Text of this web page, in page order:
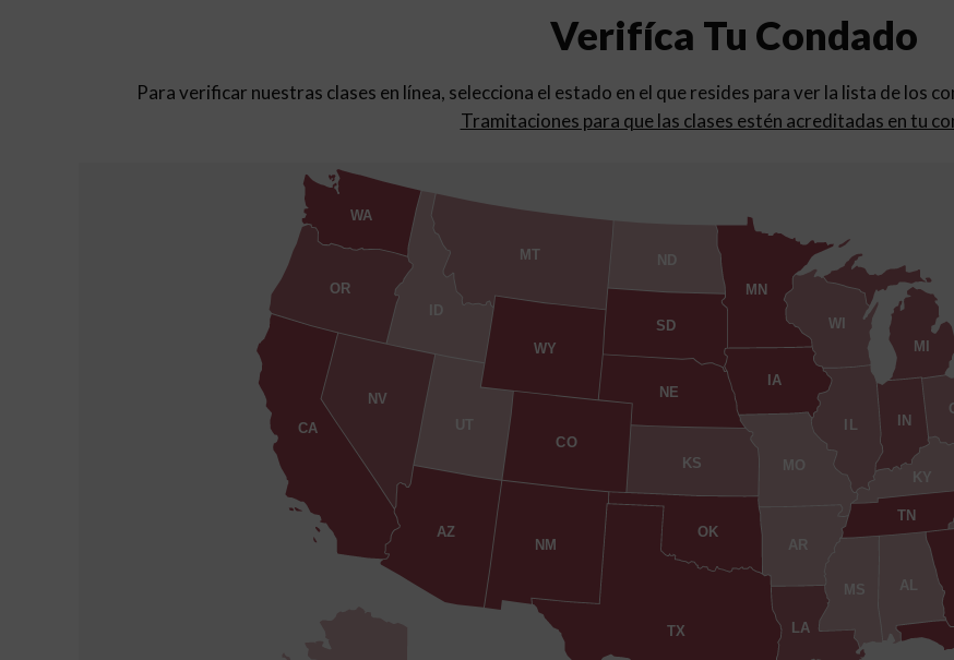
Verifíca Tu Condado
Para verificar nuestras clases en línea, selecciona el estado en el que resides para ver la lista de los
Tramitaciones para que las clases estén acreditadas en tu
AL
AZ
AR
CA
CO
ID
IN
IA
KS
KY
LA
MI
MN
MS
MO
MT
NE
NV
NM
ND
OK
OR
SD
TN
TX
UT
WA
WI
WY